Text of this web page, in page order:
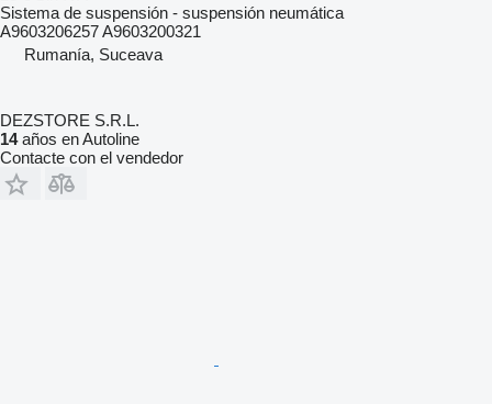
Sistema de suspensión - suspensión neumática
A9603206257 A9603200321
Rumanía, Suceava
DEZSTORE S.R.L.
14años en Autoline
Contacte con el vendedor